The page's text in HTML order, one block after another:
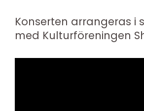
Konserten arrangeras i
med Kulturföreningen